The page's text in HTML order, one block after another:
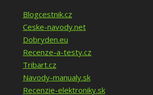
Blogcestnik.cz
Ceske-navody.net
Dobryden.eu
Recenze-a-testy.cz
Tribart.cz
Navody-manualy.sk
Recenzie-elektroniky.sk